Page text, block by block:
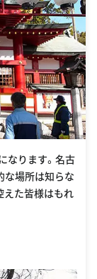
なります。名古
な場所は知らな
えた皆様はもれ